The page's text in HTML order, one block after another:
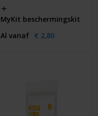
MyKit beschermingskit
Al vanaf € 2,80